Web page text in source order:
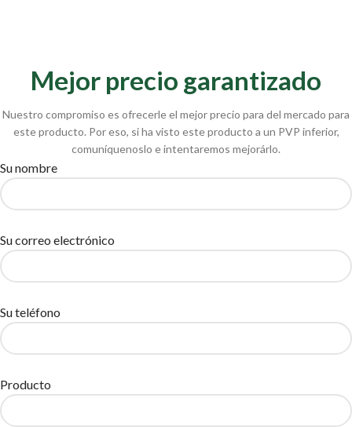
Mejor precio garantizado
Nuestro compromiso es ofrecerle el mejor precio para del mercado para
este producto. Por eso, si ha visto este producto a un PVP inferior,
comuníquenoslo e intentaremos mejorárlo.
Su nombre
Su correo electrónico
Su teléfono
Producto